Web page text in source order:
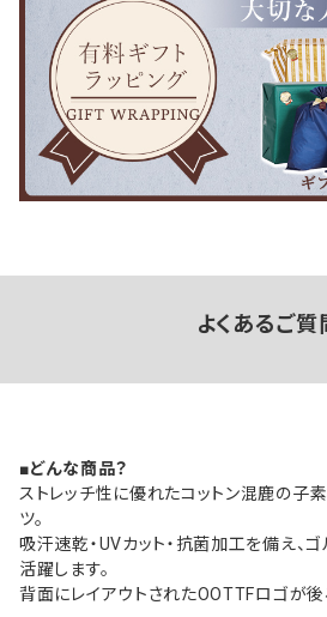
よくあるご質
■どんな商品？
ストレッチ性に優れたコットン混鹿の子
ツ。
吸汗速乾・UVカット・抗菌加工を備え、
活躍します。
背面にレイアウトされたOOTTFロゴが後